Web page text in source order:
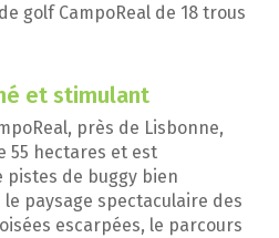
golf CampoReal de 18 trous
et stimulant
près de Lisbonne,
55 hectares et est
de buggy bien
le paysage spectaculaire des
escarpées, le parcours